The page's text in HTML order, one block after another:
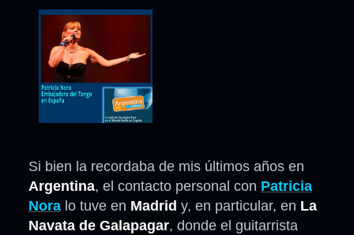
Si bien la recordaba de mis últimos años en
Argentina, el contacto personal con Patricia
Nora lo tuve en Madrid y, en particular, en La
Navata de Galapagar, donde el guitarrista